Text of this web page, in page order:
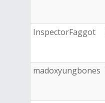
InspectorFaggot
madoxyungbones